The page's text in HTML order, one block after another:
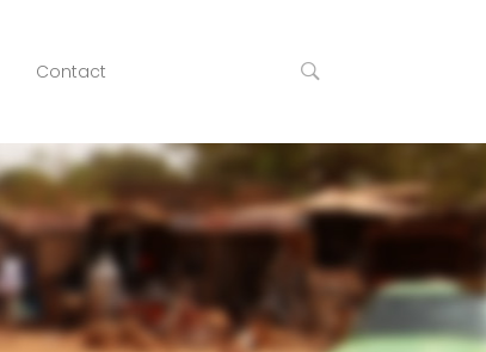
Contact